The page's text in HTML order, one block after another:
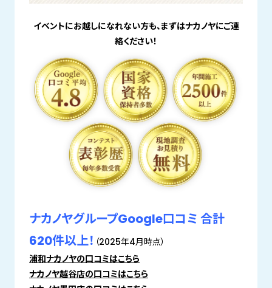
イベントにお越しになれない方も、まずはナカノヤにご連
絡ください！
ナカノヤグループGoogle口コミ 合計
620件以上！ （2025年4月時点）
浦和ナカノヤの口コミはこちら
ナカノヤ越谷店の口コミはこちら